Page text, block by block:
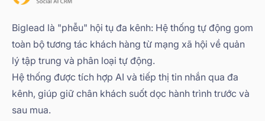
Biglead là "phễu" hội tụ đa kênh: Hệ thống tự động gom
toàn bộ tương tác khách hàng từ mạng xã hội về quản
lý tập trung và phân loại tự động.
Hệ thống được tích hợp AI và tiếp thị tin nhắn qua đa
kênh, giúp giữ chân khách suốt dọc hành trình trước và
sau mua.